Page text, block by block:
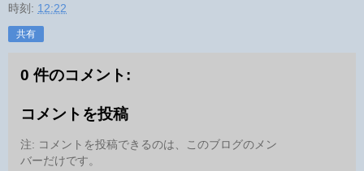
時刻: 12:22
共有
0 件のコメント:
コメントを投稿
注: コメントを投稿できるのは、このブログのメン
バーだけです。